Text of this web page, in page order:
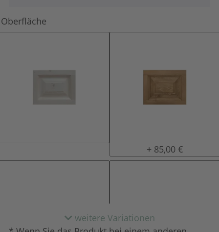
Oberfläche
gewachst
+ 85,00 €
weitere Variationen